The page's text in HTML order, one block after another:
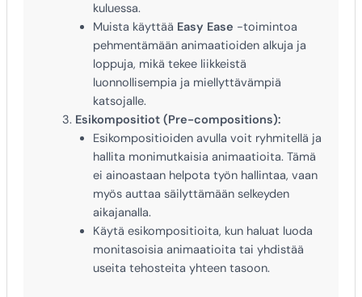
kuluessa.
Muista käyttää Easy Ease -toimintoa
pehmentämään animaatioiden alkuja ja
loppuja, mikä tekee liikkeistä
luonnollisempia ja miellyttävämpiä
katsojalle.
Esikompositiot (Pre-compositions):
Esikompositioiden avulla voit ryhmitellä ja
hallita monimutkaisia animaatioita. Tämä
ei ainoastaan helpota työn hallintaa, vaan
myös auttaa säilyttämään selkeyden
aikajanalla.
Käytä esikompositioita, kun haluat luoda
monitasoisia animaatioita tai yhdistää
useita tehosteita yhteen tasoon.